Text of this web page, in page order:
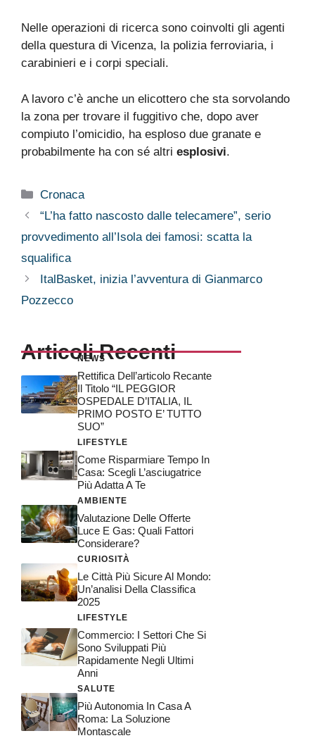
Nelle operazioni di ricerca sono coinvolti gli agenti
della questura di Vicenza, la polizia ferroviaria, i
carabinieri e i corpi speciali.
A lavoro c’è anche un elicottero che sta sorvolando
la zona per trovare il fuggitivo che, dopo aver
compiuto l’omicidio, ha esploso due granate e
probabilmente ha con sé altri esplosivi.
Categorie
Cronaca
“L’ha fatto nascosto dalle telecamere”, serio
provvedimento all’Isola dei famosi: scatta la
squalifica
ItalBasket, inizia l’avventura di Gianmarco
Pozzecco
Articoli Recenti
NEWS
Rettifica Dell’articolo Recante
Il Titolo “IL PEGGIOR
OSPEDALE D’ITALIA, IL
PRIMO POSTO E’ TUTTO
SUO”
LIFESTYLE
Come Risparmiare Tempo In
Casa: Scegli L’asciugatrice
Più Adatta A Te
AMBIENTE
Valutazione Delle Offerte
Luce E Gas: Quali Fattori
Considerare?
CURIOSITÀ
Le Città Più Sicure Al Mondo:
Un’analisi Della Classifica
2025
LIFESTYLE
Commercio: I Settori Che Si
Sono Sviluppati Più
Rapidamente Negli Ultimi
Anni
SALUTE
Più Autonomia In Casa A
Roma: La Soluzione
Montascale